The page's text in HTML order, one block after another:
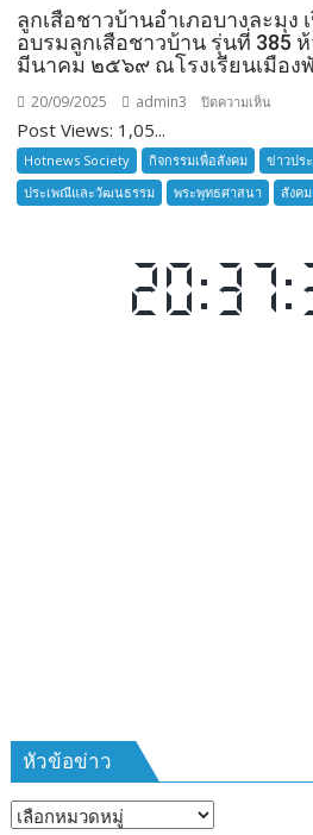
ลูกเสือชาวบ้านอำเภอบางละมุง
อบรมลูกเสือชาวบ้าน รุ่นที่ 385
มีนาคม ๒๕๖๙ ณโรงเรียนเมือง
20/09/2025 admin3 ปิดความเห็น
เสือ
ชาว
บ้าน
เปิด
รับ
๒๕๖๙
Post Views: 1,05...
Hotnews Society กิจกรรมเพื่อสังคม ข่าวปร
ประเพณีและวัฒนธรรม
พระพุทธศาสนา สังคม
หัวข้อข่าว
หัวข้อ